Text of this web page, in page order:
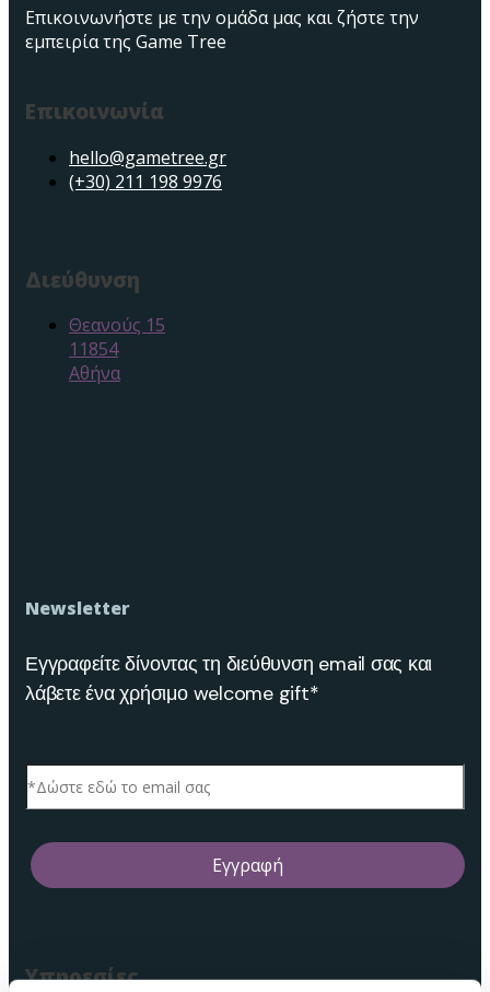
Επικοινωνήστε με την ομάδα μας και ζήστε την
εμπειρία της Game Tree
Επικοινωνία
hello@gametree.gr
(+30) 211 198 9976
Διεύθυνση
Θεανούς 15
11854
Αθήνα
Newsletter
Εγγραφείτε δίνοντας τη διεύθυνση email σας και
λάβετε ένα χρήσιμο welcome gift*
Υπηρεσίες